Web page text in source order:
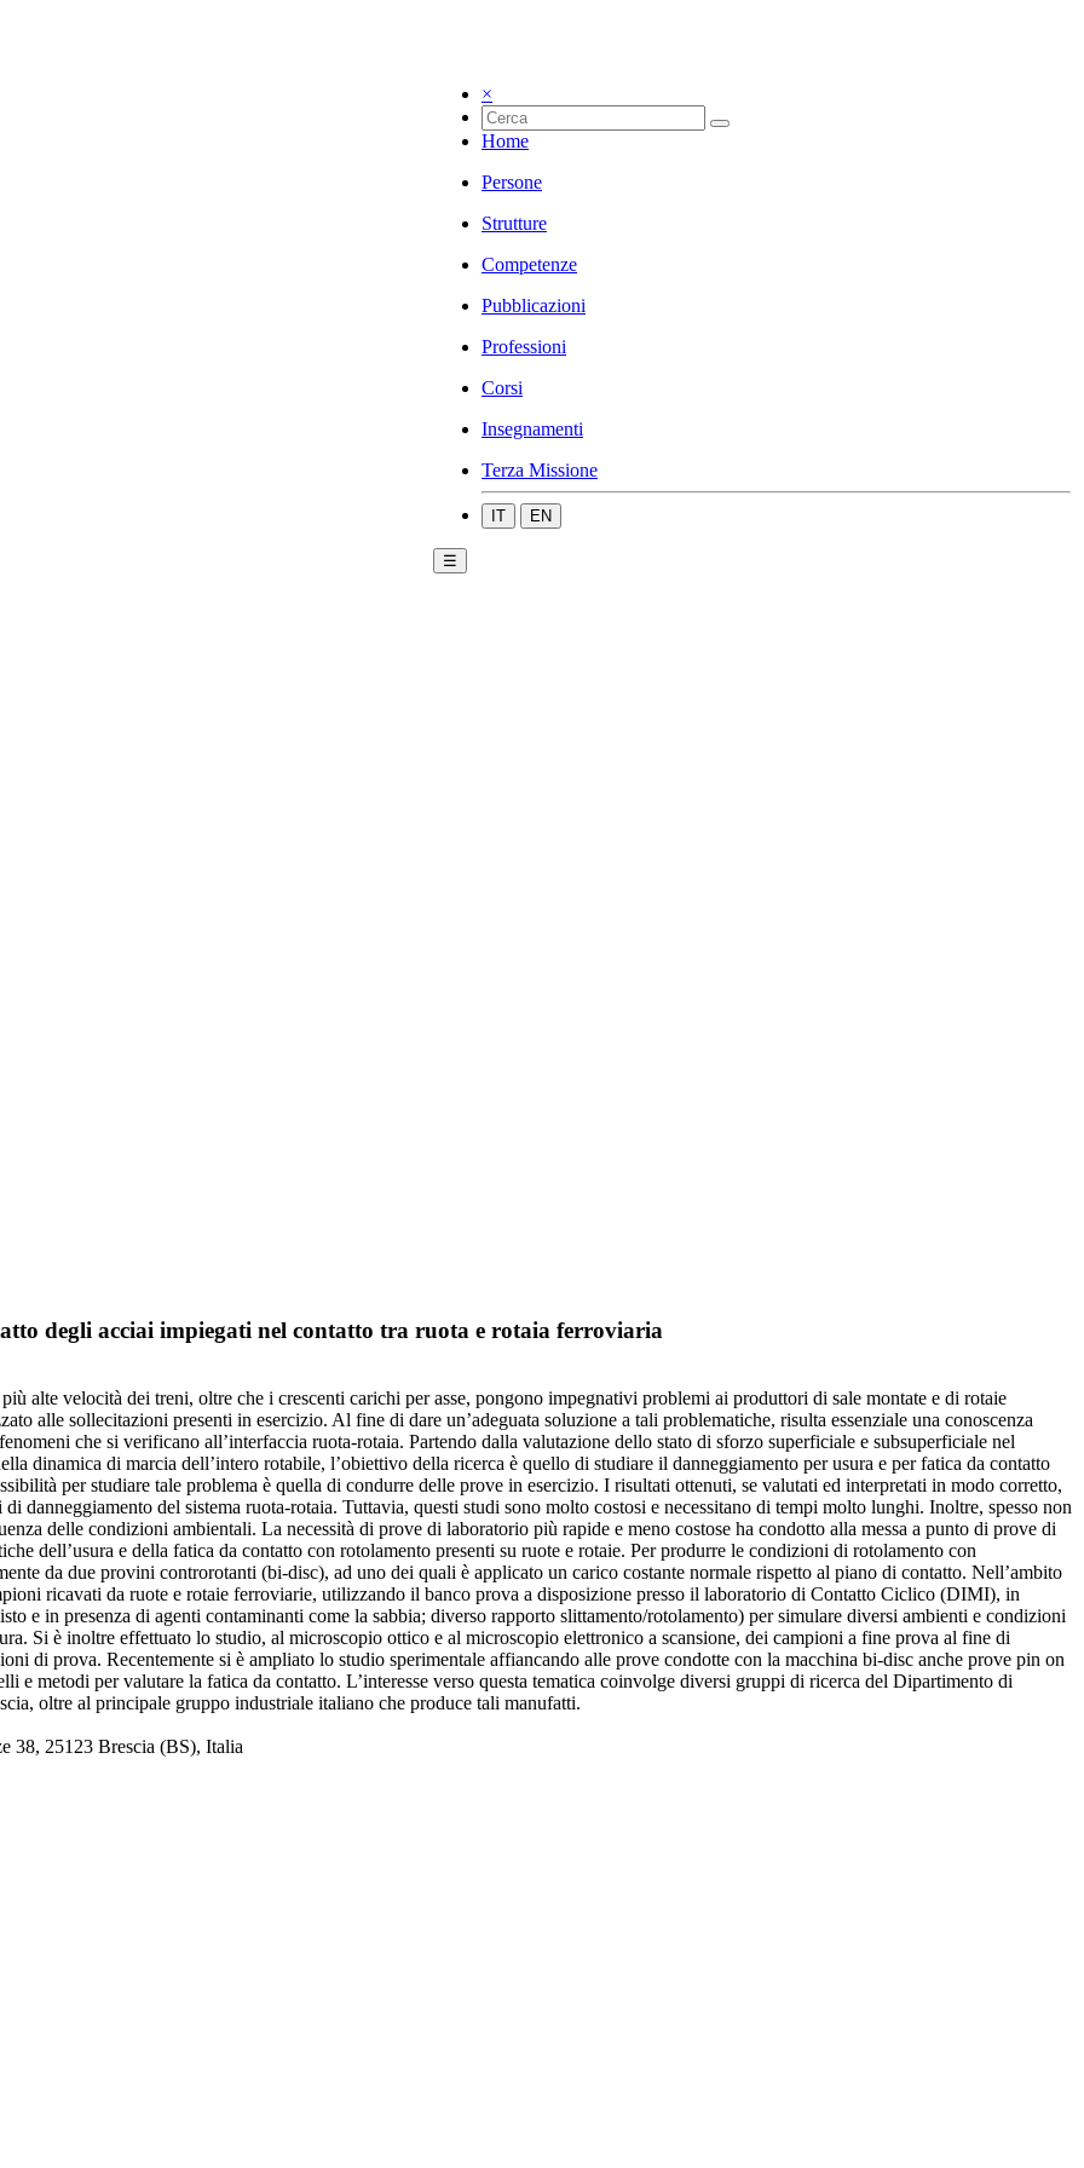
×
Home
Persone
Strutture
Competenze
Pubblicazioni
Professioni
Corsi
Insegnamenti
Terza Missione
IT EN
☰
degli acciai impiegati nel contatto tra ruota e rotaia ferroviaria
alte velocità dei treni, oltre che i crescenti carichi per asse, pongono impegnativi problemi ai produttori di sale montate e di rotaie
alle sollecitazioni presenti in esercizio. Al fine di dare un’adeguata soluzione a tali problematiche, risulta essenziale una conoscenza
che si verificano all’interfaccia ruota-rotaia. Partendo dalla valutazione dello stato di sforzo superficiale e subsuperficiale nel
dinamica di marcia dell’intero rotabile, l’obiettivo della ricerca è quello di studiare il danneggiamento per usura e per fatica da contatto
per studiare tale problema è quella di condurre delle prove in esercizio. I risultati ottenuti, se valutati ed interpretati in modo corretto,
danneggiamento del sistema ruota-rotaia. Tuttavia, questi studi sono molto costosi e necessitano di tempi molto lunghi. Inoltre, spesso non
delle condizioni ambientali. La necessità di prove di laboratorio più rapide e meno costose ha condotto alla messa a punto di prove di
dell’usura e della fatica da contatto con rotolamento presenti su ruote e rotaie. Per produrre le condizioni di rotolamento con
da due provini controrotanti (bi-disc), ad uno dei quali è applicato un carico costante normale rispetto al piano di contatto. Nell’ambito
ricavati da ruote e rotaie ferroviarie, utilizzando il banco prova a disposizione presso il laboratorio di Contatto Ciclico (DIMI), in
e in presenza di agenti contaminanti come la sabbia; diverso rapporto slittamento/rotolamento) per simulare diversi ambienti e condizioni
Si è inoltre effettuato lo studio, al microscopio ottico e al microscopio elettronico a scansione, dei campioni a fine prova al fine di
di prova. Recentemente si è ampliato lo studio sperimentale affiancando alle prove condotte con la macchina bi-disc anche prove pin on
e metodi per valutare la fatica da contatto. L’interesse verso questa tematica coinvolge diversi gruppi di ricerca del Dipartimento di
oltre al principale gruppo industriale italiano che produce tali manufatti.
38, 25123 Brescia (BS), Italia